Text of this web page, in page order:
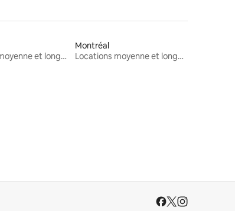
Locations moyenne et longue durée
Montréal
Locations moyenne et longue durée